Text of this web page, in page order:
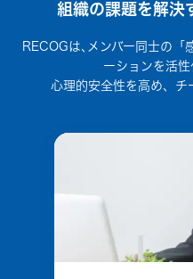
組織の課題を解決
RECOGは､メンバー同士の「
ーションを活
心理的安全性を高め、チ